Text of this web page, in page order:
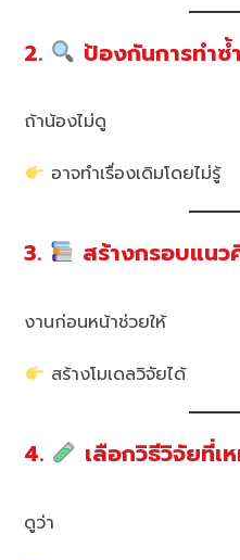
2. ป้องกันการทำซ้ำ
ถ้าน้องไม่ดู
อาจทำเรื่องเดิมโดยไม่รู้
3. สร้างกรอบแน
งานก่อนหน้าช่วยให้
สร้างโมเดลวิจัยได้
4. เลือกวิธีวิจัยที่เ
ดูว่า